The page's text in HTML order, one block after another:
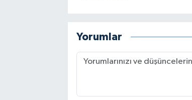
Yorumlar